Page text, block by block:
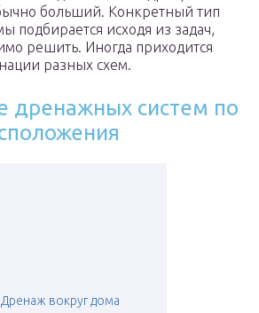
больший. Конкретный тип
подбирается исходя из задач,
решить. Иногда приходится
разных схем.
дренажных систем по
Дренаж вокруг дома